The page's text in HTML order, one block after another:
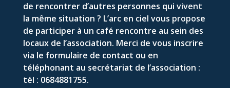
de rencontrer d’autres personnes qui vivent
la même situation ? L’arc en ciel vous propose
de participer à un café rencontre au sein des
locaux de l’association. Merci de vous inscrire
via le formulaire de contact ou en
téléphonant au secrétariat de l’association :
tél : 0684881755.